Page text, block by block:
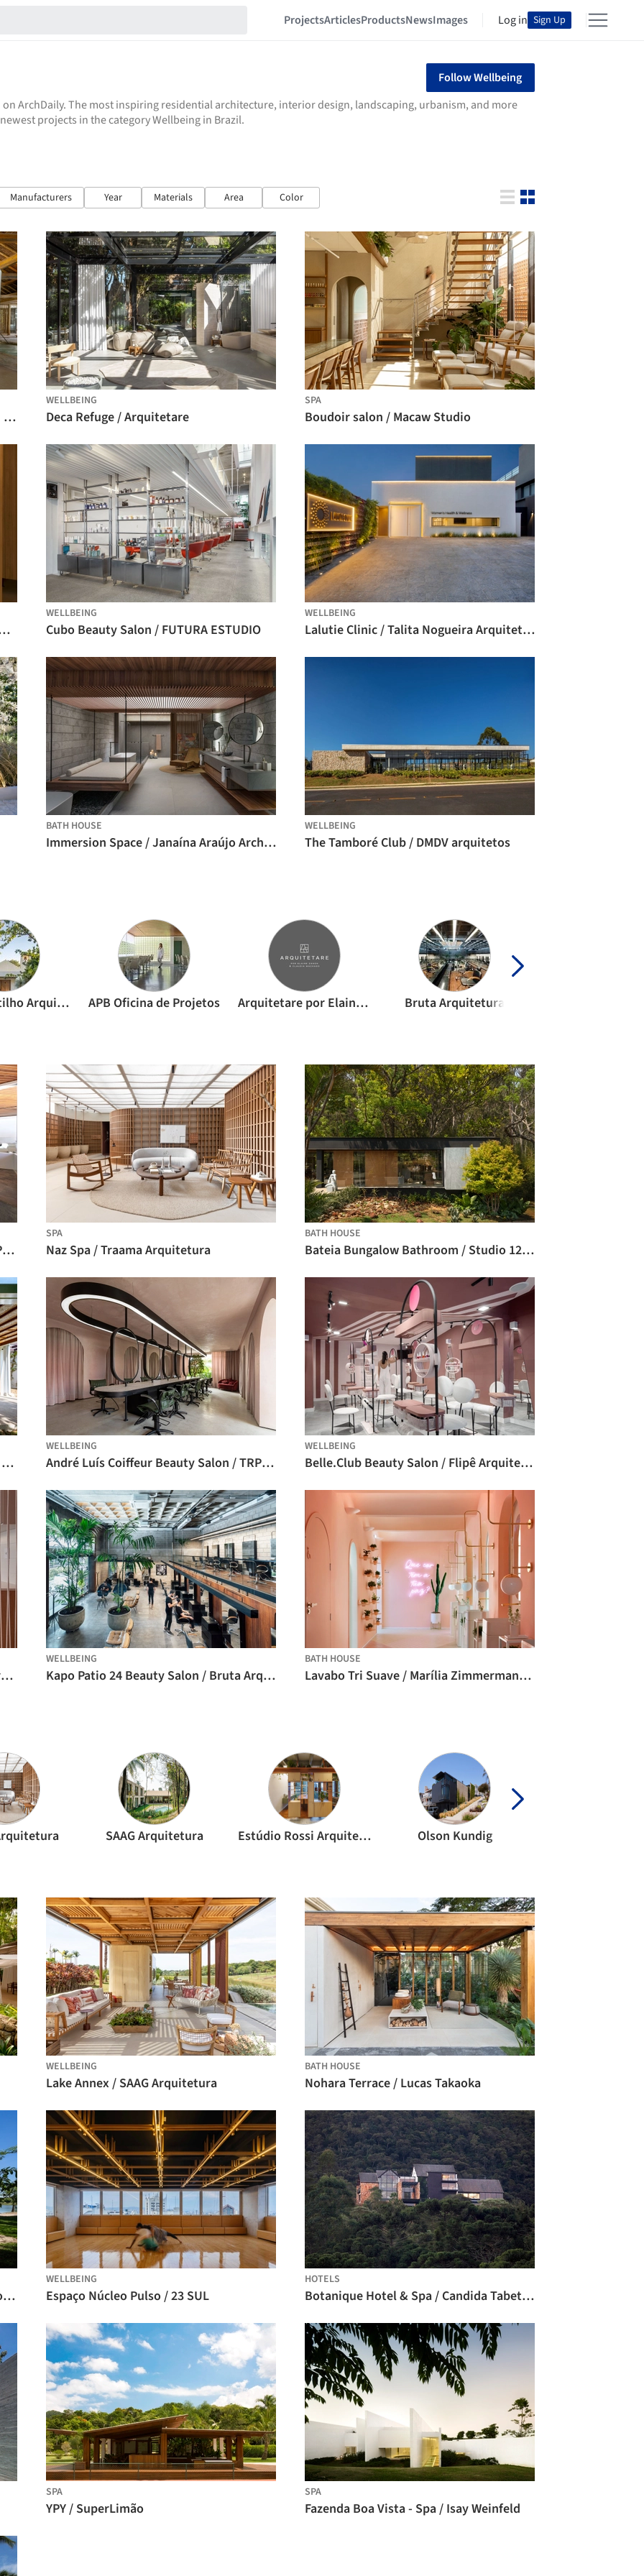
ProjectsArticlesProductsNewsImages Log in Sign Up
Follow Wellbeing
ArchDaily. The most inspiring residential architecture, interior design, landscaping, urbanism, and more
projects in the category Wellbeing in Brazil.
Manufacturers Year Materials Area Color
Spa / Angela Castilho Architecture and Interiors
WELLBEING
Deca Refuge / Arquitetare
SPA
Boudoir salon / Macaw Studio
Restroom / GDL Arquitetura
WELLBEING
Cubo Beauty Salon / FUTURA ESTUDIO
WELLBEING
Lalutie Clinic / Talita Nogueira Arquitetura
BATH HOUSE
Immersion Space / Janaína Araújo Architecture and Interiors
WELLBEING
The Tamboré Club / DMDV arquitetos
Angela Castilho Arquitetura e Interiores APB Oficina de Projetos Arquitetare por Elaine Zanon & Claudia Machado Bruta Arquitetura
Casa B Beauty Salon / APB Oficina de Projetos
SPA
Naz Spa / Traama Arquitetura
BATH HOUSE
Bateia Bungalow Bathroom / Studio 126 Arquitetura
SV Farm and Spa / Dall'Ovo Magalhães Arquitetura
WELLBEING
André Luís Coiffeur Beauty Salon / TRPC Arquitetos
WELLBEING
Belle.Club Beauty Salon / Flipê Arquitetura
H.it Beauty Salon / Danielle Martins Arquitetura
WELLBEING
Kapo Patio 24 Beauty Salon / Bruta Arquitetura
BATH HOUSE
Lavabo Tri Suave / Marília Zimmermann Arquitetura e Interiores
SAAG Arquitetura Estúdio Rossi Arquitetos Olson Kundig
WELLBEING
Lake Annex / SAAG Arquitetura
BATH HOUSE
Nohara Terrace / Lucas Takaoka
Bath and Storage Pavilion / Estúdio Rossi Arquitetos
WELLBEING
Espaço Núcleo Pulso / 23 SUL
HOTELS
Botanique Hotel & Spa / Candida Tabet Arquitetura
SPA
YPY / SuperLimão
SPA
Fazenda Boa Vista - Spa / Isay Weinfeld